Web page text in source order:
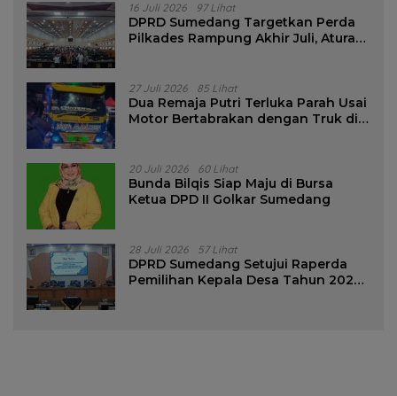
16 Juli 2026 97 Lihat
DPRD Sumedang Targetkan Perda
Pilkades Rampung Akhir Juli, Aturan
27 Juli 2026 85 Lihat
Dua Remaja Putri Terluka Parah Usai
Motor Bertabrakan dengan Truk di
20 Juli 2026 60 Lihat
Bunda Bilqis Siap Maju di Bursa
Ketua DPD II Golkar Sumedang
28 Juli 2026 57 Lihat
DPRD Sumedang Setujui Raperda
Pemilihan Kepala Desa Tahun 2026